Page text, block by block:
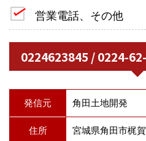
営業電話、その他
0224623845 / 0224-
発信元 角田土地開発
住所 宮城県角田市梶